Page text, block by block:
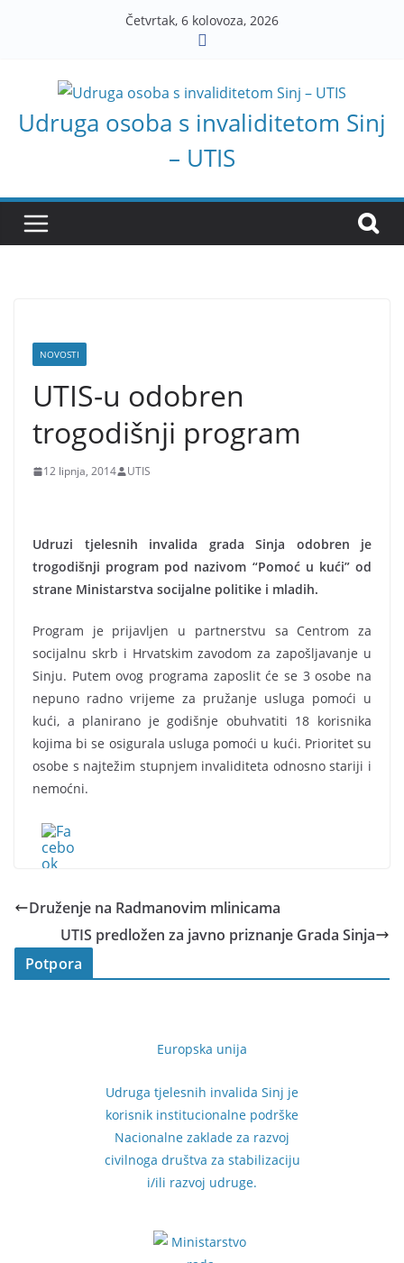
Četvrtak, 6 kolovoza, 2026
Udruga osoba s invaliditetom Sinj
– UTIS
NOVOSTI
UTIS-u odobren
trogodišnji program
12 lipnja, 2014 UTIS
Udruzi tjelesnih invalida grada Sinja odobren je
trogodišnji program pod nazivom “Pomoć u kući” od
strane Ministarstva socijalne politike i mladih.
Program je prijavljen u partnerstvu sa Centrom za
socijalnu skrb i Hrvatskim zavodom za zapošljavanje u
Sinju. Putem ovog programa zaposlit će se 3 osobe na
nepuno radno vrijeme za pružanje usluga pomoći u
kući, a planirano je godišnje obuhvatiti 18 korisnika
kojima bi se osigurala usluga pomoći u kući. Prioritet su
osobe s najtežim stupnjem invaliditeta odnosno stariji i
nemoćni.
Druženje na Radmanovim mlinicama
UTIS predložen za javno priznanje Grada Sinja
Potpora
Europska unija
Udruga tjelesnih invalida Sinj je
korisnik institucionalne podrške
Nacionalne zaklade za razvoj
civilnoga društva za stabilizaciju
i/ili razvoj udruge.